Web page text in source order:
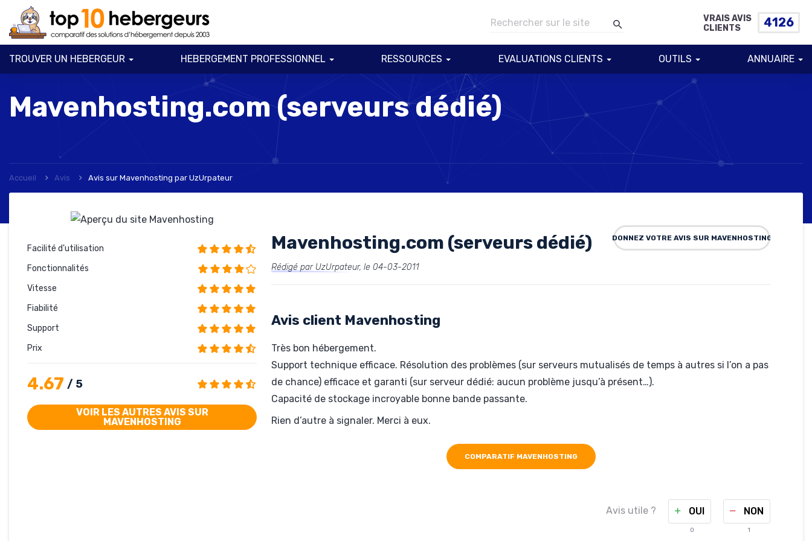
VRAIS AVIS
CLIENTS
4126
TROUVER UN HEBERGEUR HEBERGEMENT PROFESSIONNEL RESSOURCES EVALUATIONS CLIENTS OUTILS ANNUAIRE
Mavenhosting.com (serveurs dédié)
Accueil Avis Avis sur Mavenhosting par UzUrpateur
Facilité d'utilisation
Fonctionnalités
Vitesse
Fiabilité
Support
Prix
4.67 / 5
VOIR LES AUTRES AVIS SUR
MAVENHOSTING
Mavenhosting.com (serveurs dédié)
Rédigé par UzUrpateur, le 04-03-2011
DONNEZ VOTRE AVIS SUR MAVENHOSTING
Avis client Mavenhosting
Très bon hébergement.
Support technique efficace. Résolution des problèmes (sur serveurs mutualisés de temps à autres si l’on a pas
de chance) efficace et garanti (sur serveur dédié: aucun problème jusqu’à présent…).
Capacité de stockage incroyable bonne bande passante.
Rien d’autre à signaler. Merci à eux.
COMPARATIF MAVENHOSTING
Avis utile ? OUI
0
NON
1